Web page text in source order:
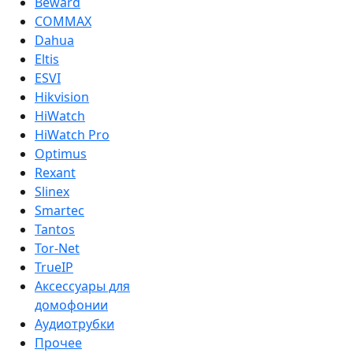
COMMAX
Dahua
Eltis
ESVI
Hikvision
HiWatch
HiWatch Pro
Optimus
Rexant
Slinex
Smartec
Tantos
Tor-Net
TrueIP
Аксессуары для
домофонии
Аудиотрубки
Прочее